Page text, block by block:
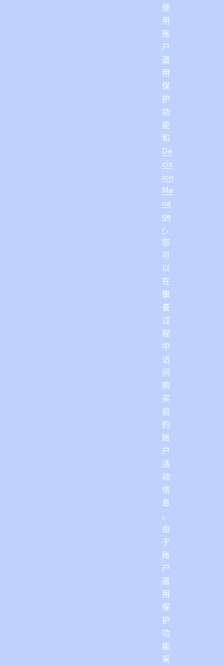
使
用
账
户
盗
用
保
护
功
能
和
De
cis
ion
Ma
na
ge
r ，
您
可
以
在
审
查
过
程
中
访
问
购
买
前
的
账
户
活
动
信
息
。
由
于
账
户
盗
用
保
护
功
能
采